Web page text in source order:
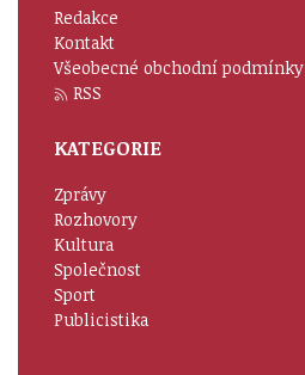
Redakce
Kontakt
Všeobecné obchodní podmínky
RSS
KATEGORIE
Zprávy
Rozhovory
Kultura
Společnost
Sport
Publicistika